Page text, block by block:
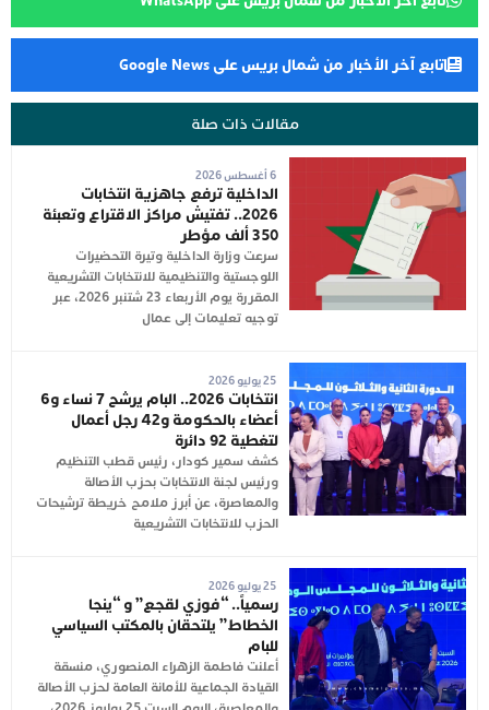
تابع آخر الأخبار من شمال بريس على Google News
مقالات ذات صلة
6 أغسطس 2026
الداخلية ترفع جاهزية انتخابات
2026.. تفتيش مراكز الاقتراع وتعبئة
350 ألف مؤطر
سرعت وزارة الداخلية وتيرة التحضيرات
اللوجستية والتنظيمية للانتخابات التشريعية
المقررة يوم الأربعاء 23 شتنبر 2026، عبر
توجيه تعليمات إلى عمال
25 يوليو 2026
انتخابات 2026.. البام يرشح 7 نساء و6
أعضاء بالحكومة و42 رجل أعمال
لتغطية 92 دائرة
كشف سمير كودار، رئيس قطب التنظيم
ورئيس لجنة الانتخابات بحزب الأصالة
والمعاصرة، عن أبرز ملامح خريطة ترشيحات
الحزب للانتخابات التشريعية
25 يوليو 2026
رسمياً.. “فوزي لقجع” و “ينجا
الخطاط” يلتحقان بالمكتب السياسي
للبام
أعلنت فاطمة الزهراء المنصوري، منسقة
القيادة الجماعية للأمانة العامة لحزب الأصالة